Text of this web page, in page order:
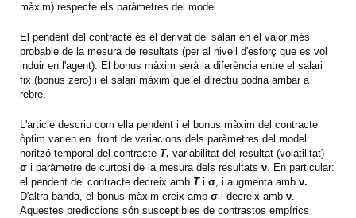
màxim) respecte els paràmetres del model.
El pendent del contracte és el derivat del salari en el valor més
probable de la mesura de resultats (per al nivell d'esforç que es vol
induir en l'agent). El bonus màxim serà la diferència entre el salari
fix (bonus zero) i el salari màxim que el directiu podria arribar a
rebre.
L'article descriu com ella pendent i el bonus màxim del contracte
òptim varien en front de variacions dels paràmetres del model:
horitzó temporal del contracte T, variabilitat del resultat (volatilitat)
σ i paràmetre de curtosi de la mesura dels resultats ν. En particular:
el pendent del contracte decreix amb Ti σ, i augmenta amb ν.
D'altra banda, el bonus màxim creix amb σ i decreix amb ν.
Aquestes prediccions són susceptibles de contrastos empírics